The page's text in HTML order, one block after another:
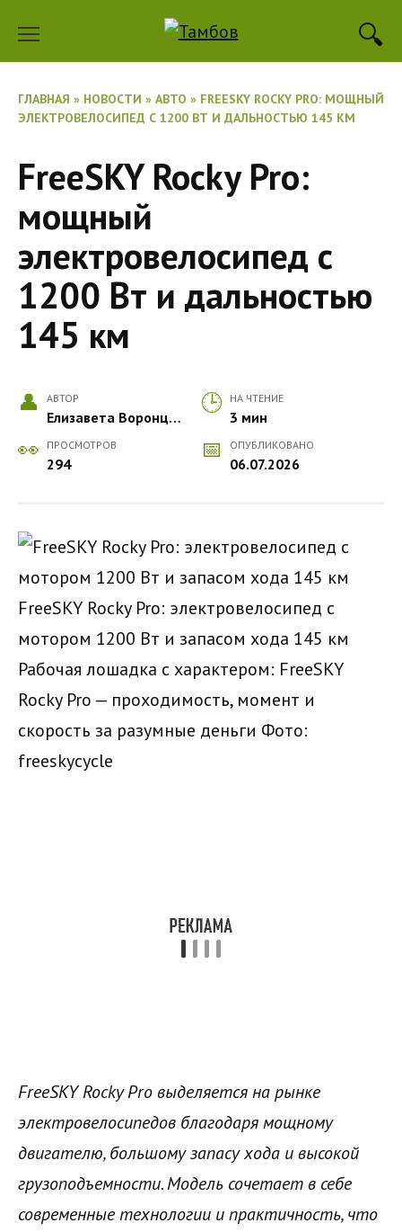
содержанию
ГЛАВНАЯ » НОВОСТИ » АВТО » FREESKY ROCKY PRO: МОЩНЫЙ
ЭЛЕКТРОВЕЛОСИПЕД С 1200 ВТ И ДАЛЬНОСТЬЮ 145 КМ
FreeSKY Rocky Pro:
мощный
электровелосипед с
1200 Вт и дальностью
145 км
АВТОР
Елизавета Воронцова
НА ЧТЕНИЕ
3 мин
ПРОСМОТРОВ
294
ОПУБЛИКОВАНО
06.07.2026
FreeSKY Rocky Pro: электровелосипед с
мотором 1200 Вт и запасом хода 145 км
Рабочая лошадка с характером: FreeSKY
Rocky Pro — проходимость, момент и
скорость за разумные деньги Фото:
freeskycycle
FreeSKY Rocky Pro выделяется на рынке
электровелосипедов благодаря мощному
двигателю, большому запасу хода и высокой
грузоподъемности. Модель сочетает в себе
современные технологии и практичность, что